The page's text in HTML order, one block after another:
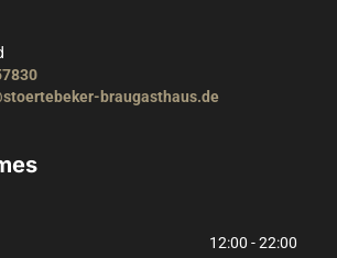
braugasthaus.de
12:00 - 22:00